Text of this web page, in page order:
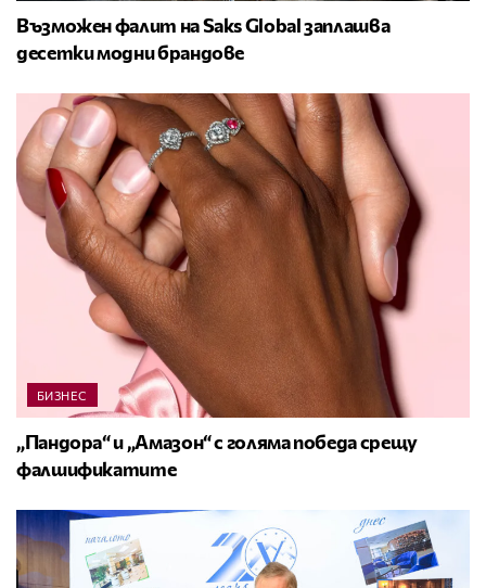
Възможен фалит на Saks Global заплашва
десетки модни брандове
БИЗНЕС
„Пандора“ и „Амазон“ с голяма победа срещу
фалшификатите